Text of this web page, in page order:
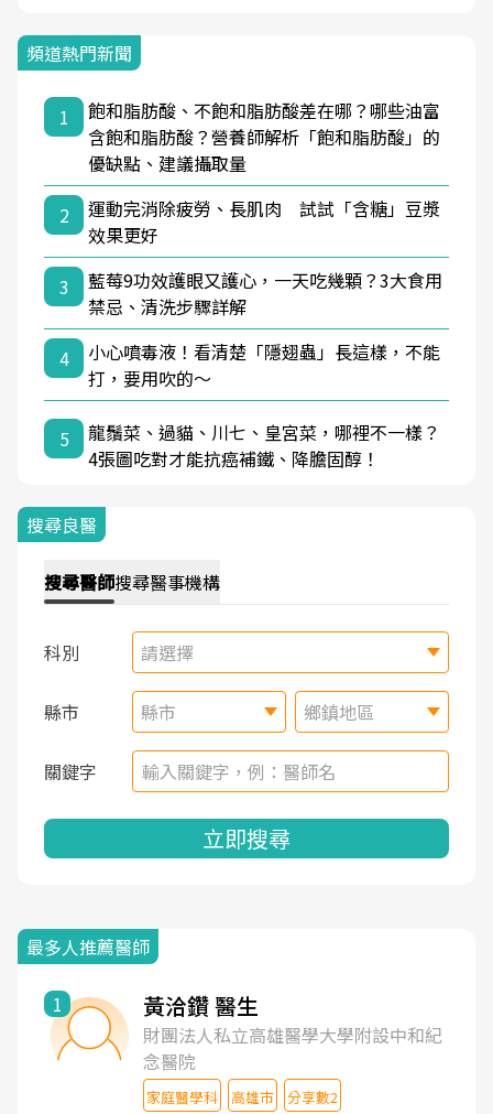
頻道熱門新聞
1
飽和脂肪酸、不飽和脂肪酸差在哪？哪些油富
含飽和脂肪酸？營養師解析「飽和脂肪酸」的
優缺點、建議攝取量
2
運動完消除疲勞、長肌肉 試試「含糖」豆漿
效果更好
3
藍莓9功效護眼又護心，一天吃幾顆？3大食用
禁忌、清洗步驟詳解
4
小心噴毒液！看清楚「隱翅蟲」長這樣，不能
打，要用吹的～
5
龍鬚菜、過貓、川七、皇宮菜，哪裡不一樣？
4張圖吃對才能抗癌補鐵、降膽固醇！
搜尋良醫
搜尋醫師搜尋醫事機構
科別 請選擇
縣市 縣市 鄉鎮地區
關鍵字
立即搜尋
最多人推薦醫師
1 黃洽鑽 醫生
財團法人私立高雄醫學大學附設中和紀
念醫院
家庭醫學科 高雄市 分享數2